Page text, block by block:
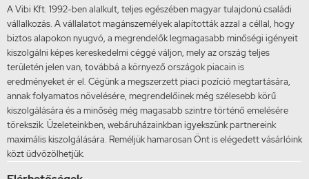
A Vibi Kft. 1992-ben alalkult, teljes egészében magyar tulajdonú családi
vállalkozás. A vállalatot magánszemélyek alapították azzal a céllal, hogy
biztos alapokon nyugvó, a megrendelők legmagasabb minőségi igényeit
kiszolgálni képes kereskedelmi céggé váljon, mely az ország teljes
területén jelen van, továbbá a környező országok piacain is
eredményeket ér el. Cégünk a megszerzett piaci pozíció megtartására,
annak folyamatos növelésére, megrendelőinek még szélesebb körű
kiszolgálására és a minőség még magasabb szintre történő emelésére
törekszik. Üzeleteinkben, webáruházainkban igyekszünk partnereink
maximális kiszolgálására. Reméljük hamarosan Önt is elégedett vásárlóink
közt üdvözölhetjük.